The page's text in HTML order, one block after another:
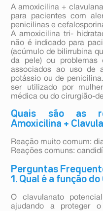
A amoxicilina +
para pacientes com
penicilinas e
A amoxicilina tri-
não é indicado para
(acúmulo de bilirrubina
da pele) ou problemas
associados ao uso de
potássio ou de
ser utilizado por
médica ou do cirurgião-
Quais são as
Amoxicilina +
Reação muito comum:
Reações comuns:
Perguntas
1. Qual é a função
O clavulanato
ajudando a proteger